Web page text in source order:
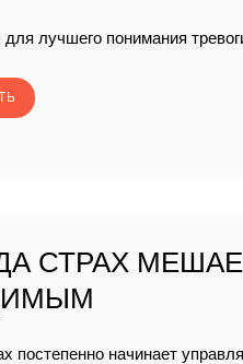
лучшего понимания
СТРАХ
постепенно начинает